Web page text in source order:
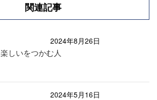
関連記事
2024年8月26日
楽しいをつかむ人
2024年5月16日